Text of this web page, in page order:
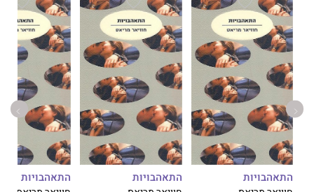
התאהבויות התאהבויות התאהבויות